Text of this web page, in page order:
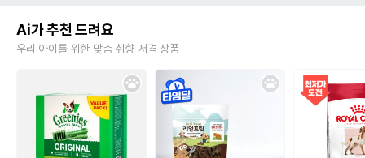
Ai가 추천 드려요
우리 아이를 위한 맞춤 취향 저격 상품